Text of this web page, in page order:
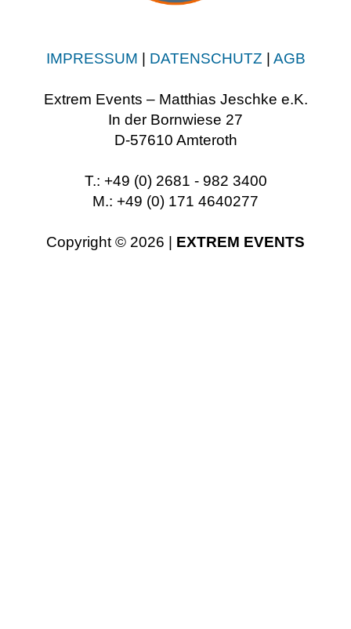
IMPRESSUM DATENSCHUTZ AGB
Extrem Events – Matthias Jeschke e.K.
In der Bornwiese 27
D-57610 Amteroth
T.: +49 (0) 2681 - 982 3400
M.: +49 (0) 171 4640277
Copyright © 2026 | EXTREM EVENTS